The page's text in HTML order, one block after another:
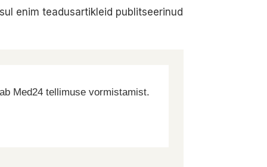
enim teadusartikleid publitseerinud
Med24 tellimuse vormistamist.